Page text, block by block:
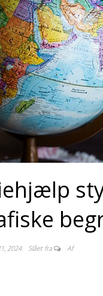
2024 Slået fra Af